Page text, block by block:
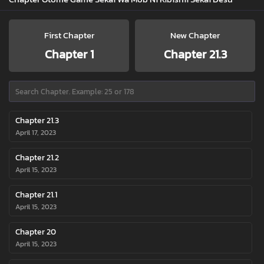
First Chapter
Chapter 1
New Chapter
Chapter 21.3
Chapter 21.3
April 17, 2023
Chapter 21.2
April 15, 2023
Chapter 21.1
April 15, 2023
Chapter 20
April 15, 2023